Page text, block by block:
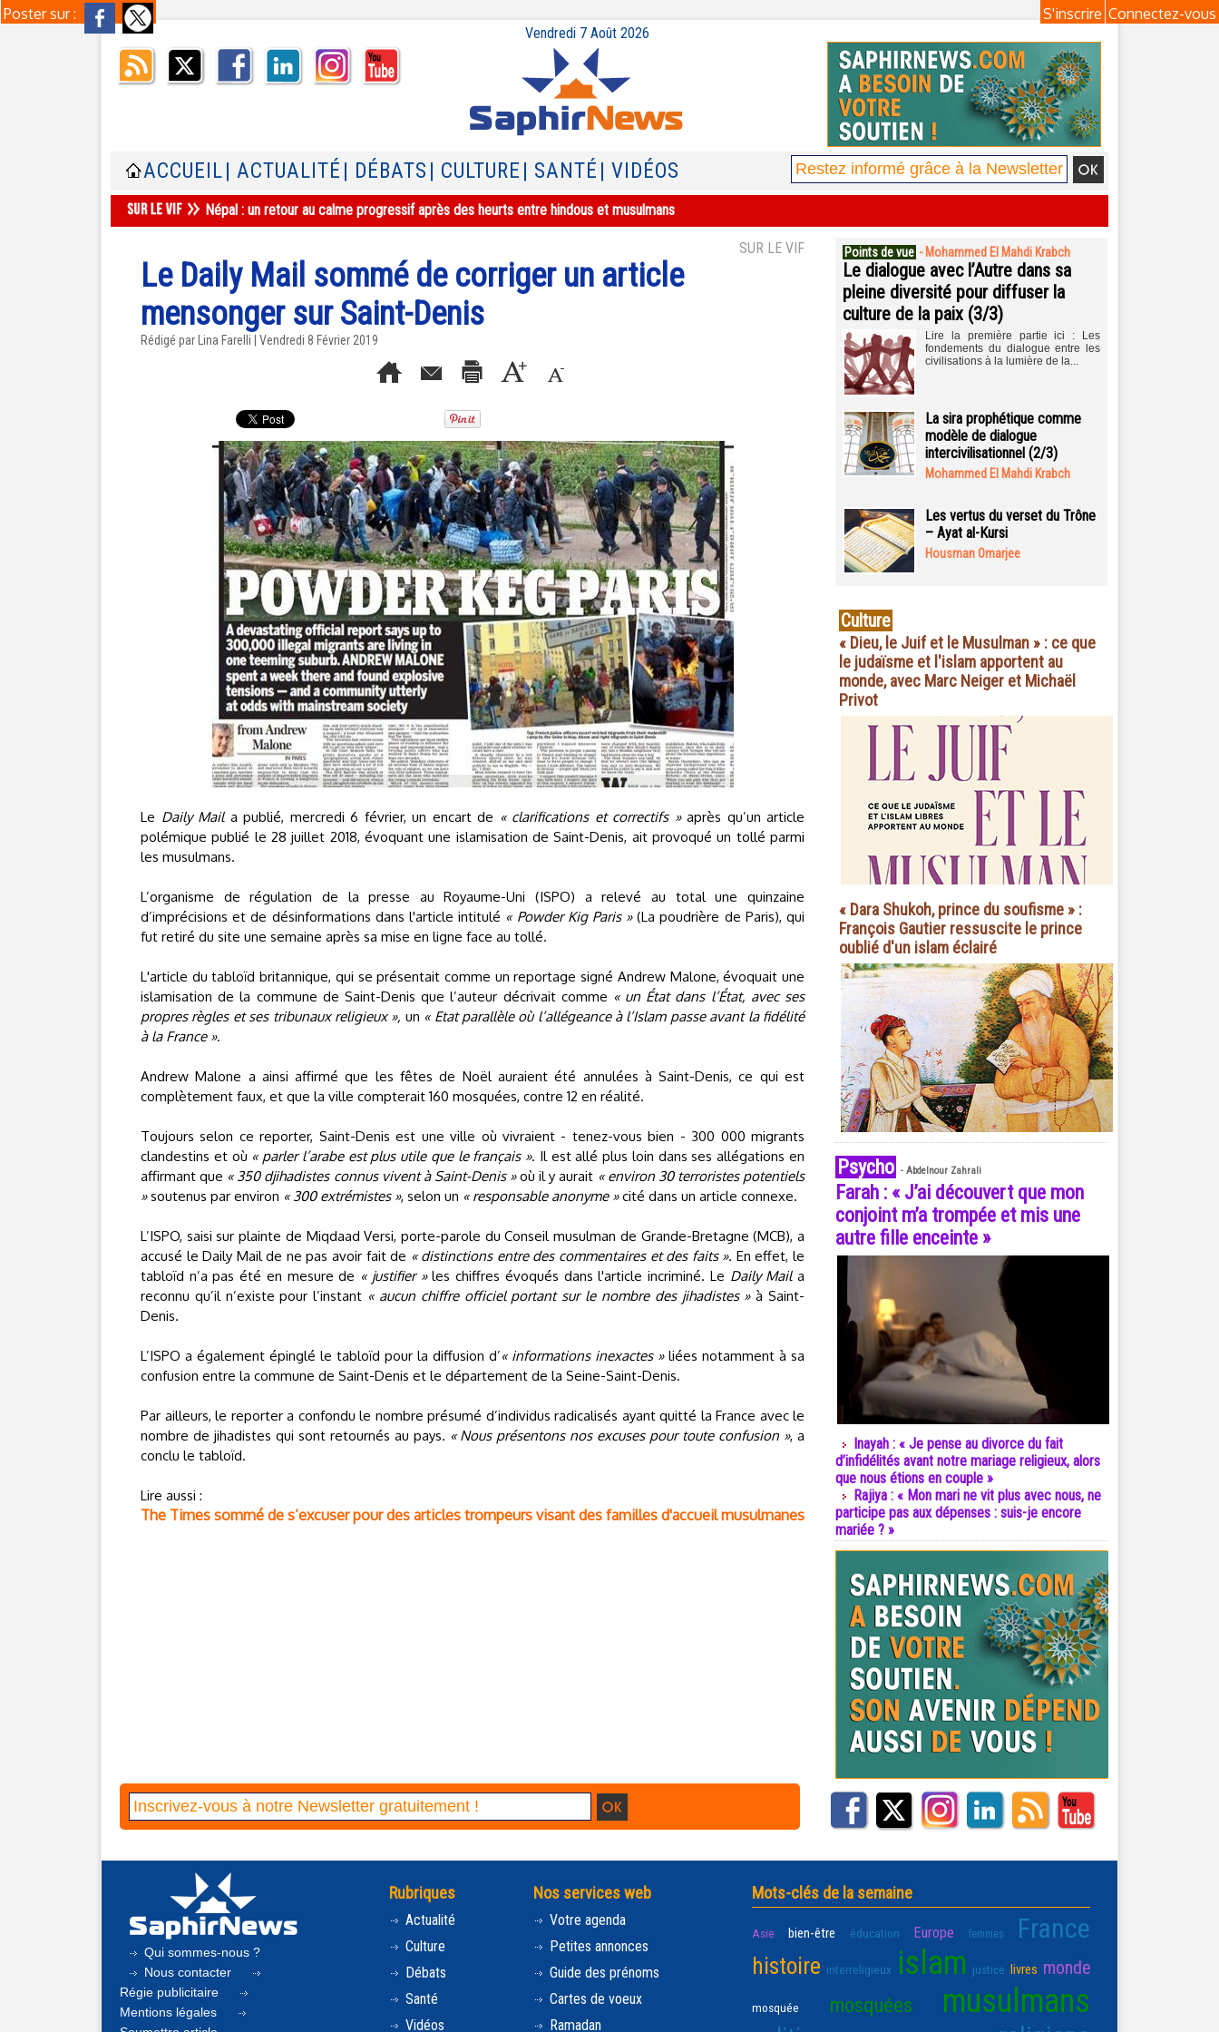
Poster sur : Connectez-vous
S'inscrire
Vendredi 7 Août 2026
ACCUEIL | ACTUALITÉ | DÉBATS | CULTURE | SANTÉ | VIDÉOS
Népal : un retour au calme progressif après des heurts entre hindous et musulmans
SUR LE VIF
Le Daily Mail sommé de corriger un article
mensonger sur Saint-Denis
Rédigé par Lina Farelli | Vendredi 8 Février 2019
Le Daily Maila publié, mercredi 6 février, un encart de « clarifications et correctifs »après qu’un article
polémique publié le 28 juillet 2018, évoquant une islamisation de Saint-Denis, ait provoqué un tollé parmi
les musulmans.
L’organisme de régulation de la presse au Royaume-Uni (ISPO) a relevé au total une quinzaine
d’imprécisions et de désinformations dans l'article intitulé « Powder Kig Paris »(La poudrière de Paris), qui
fut retiré du site une semaine après sa mise en ligne face au tollé.
L'article du tabloïd britannique, qui se présentait comme un reportage signé Andrew Malone, évoquait une
islamisation de la commune de Saint-Denis que l’auteur décrivait comme « un État dans l’État, avec ses
propres règles et ses tribunaux religieux », un « Etat parallèle où l’allégeance à l’Islam passe avant la fidélité
à la France ».
Andrew Malone a ainsi affirmé que les fêtes de Noël auraient été annulées à Saint-Denis, ce qui est
complètement faux, et que la ville compterait 160 mosquées, contre 12 en réalité.
Toujours selon ce reporter, Saint-Denis est une ville où vivraient - tenez-vous bien - 300 000 migrants
clandestins et où « parler l’arabe est plus utile que le français ». Il est allé plus loin dans ses allégations en
affirmant que « 350 djihadistes connus vivent à Saint-Denis »où il y aurait « environ 30 terroristes potentiels
»soutenus par environ « 300 extrémistes », selon un « responsable anonyme »cité dans un article connexe.
L’ISPO, saisi sur plainte de Miqdaad Versi, porte-parole du Conseil musulman de Grande-Bretagne (MCB), a
accusé le Daily Mail de ne pas avoir fait de « distinctions entre des commentaires et des faits ». En effet, le
tabloïd n’a pas été en mesure de « justifier »les chiffres évoqués dans l'article incriminé. Le Daily Maila
reconnu qu’il n’existe pour l’instant « aucun chiffre officiel portant sur le nombre des jihadistes »à Saint-
Denis.
L’ISPO a également épinglé le tabloïd pour la diffusion d’« informations inexactes »liées notamment à sa
confusion entre la commune de Saint-Denis et le département de la Seine-Saint-Denis.
Par ailleurs, le reporter a confondu le nombre présumé d’individus radicalisés ayant quitté la France avec le
nombre de jihadistes qui sont retournés au pays. « Nous présentons nos excuses pour toute confusion », a
conclu le tabloïd.
Lire aussi :
The Times sommé de s’excuser pour des articles trompeurs visant des familles d'accueil musulmanes
Points de vue - Mohammed El Mahdi Krabch
Le dialogue avec l’Autre dans sa
pleine diversité pour diffuser la
culture de la paix (3/3)
Lire la première partie ici : Les
fondements du dialogue entre les
civilisations à la lumière de la...
La sira prophétique comme
modèle de dialogue
intercivilisationnel (2/3)
Mohammed El Mahdi Krabch
Les vertus du verset du Trône
– Ayat al-Kursi
Housman Omarjee
Culture
« Dieu, le Juif et le Musulman » : ce que
le judaïsme et l'islam apportent au
monde, avec Marc Neiger et Michaël
Privot
« Dara Shukoh, prince du soufisme » :
François Gautier ressuscite le prince
oublié d'un islam éclairé
Psycho - Abdelnour Zahrali
Farah : « J’ai découvert que mon
conjoint m’a trompée et mis une
autre fille enceinte »
Inayah : « Je pense au divorce du fait
d’infidélités avant notre mariage religieux, alors
que nous étions en couple »
Rajiya : « Mon mari ne vit plus avec nous, ne
participe pas aux dépenses : suis-je encore
mariée ? »
Qui sommes-nous ?
Nous contacter
Régie publicitaire
Mentions légales
Rubriques
Actualité
Culture
Débats
Santé
Vidéos
Nos services web
Votre agenda
Petites annonces
Guide des prénoms
Cartes de voeux
Ramadan
Mots-clés de la semaine
Asie bien-être éducation Europe femmes France
histoire interreligieux islam justice livres monde
mosquée mosquées musulmans